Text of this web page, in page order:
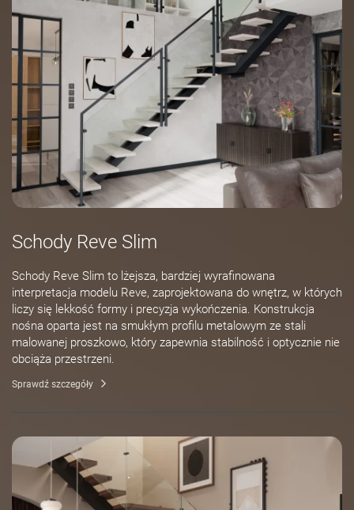
Schody Reve Slim
Schody Reve Slim to lżejsza, bardziej wyrafinowana
interpretacja modelu Reve, zaprojektowana do wnętrz, w których
liczy się lekkość formy i precyzja wykończenia. Konstrukcja
nośna oparta jest na smukłym profilu metalowym ze stali
malowanej proszkowo, który zapewnia stabilność i optycznie nie
obciąża przestrzeni.
Sprawdź szczegóły